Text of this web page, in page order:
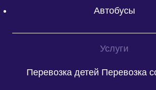
Автобусы
Услуги
Перевозка детей Перевозка